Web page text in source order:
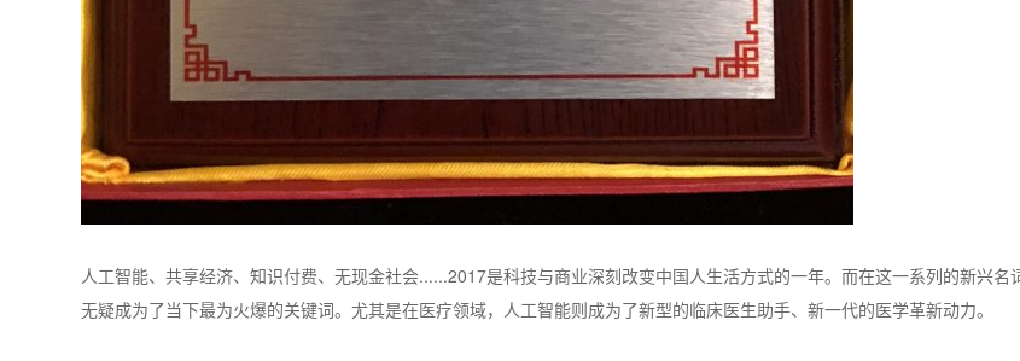
人工智能、共享经济、知识付费、无现金社会......2017是科技与商业深刻改变中国人生活方式的一年。而在这一系列的新兴名
无疑成为了当下最为火爆的关键词。尤其是在医疗领域，人工智能则成为了新型的临床医生助手、新一代的医学革新动力。